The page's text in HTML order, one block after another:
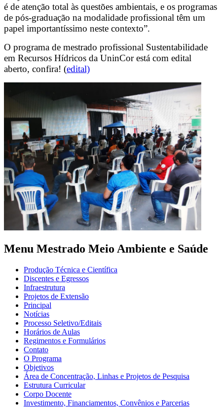
é de atenção total às questões ambientais, e os programas
de pós-graduação na modalidade profissional têm um
papel importantíssimo neste contexto”.
O programa de mestrado profissional Sustentabilidade
em Recursos Hídricos da UninCor está com edital
aberto, confira! (edital)
Menu Mestrado Meio Ambiente e Saúde
Produção Técnica e Científica
Discentes e Egressos
Infraestrutura
Projetos de Extensão
Principal
Notícias
Processo Seletivo/Editais
Horários de Aulas
Regimentos e Formulários
Contato
O Programa
Objetivos
Área de Concentração, Linhas e Projetos de Pesquisa
Estrutura Curricular
Corpo Docente
Investimento, Financiamentos, Convênios e Parcerias